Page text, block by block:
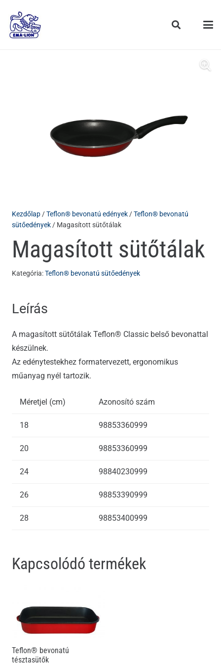
Kezdőlap/Teflon® bevonatú edények/Teflon® bevonatú
sütőedények/ Magasított sütőtálak
Magasított sütőtálak
Kategória:Teflon® bevonatú sütőedények
Leírás
A magasított sütőtálak Teflon® Classic belső bevonattal
készülnek.
Az edénytestekhez formatervezett, ergonomikus
műanyag nyél tartozik.
Méretjel (cm) Azonosító szám
18 98853360999
20 98853360999
24 98840230999
26 98853390999
28 98853400999
Kapcsolódó termékek
Teflon® bevonatú
tésztasütők